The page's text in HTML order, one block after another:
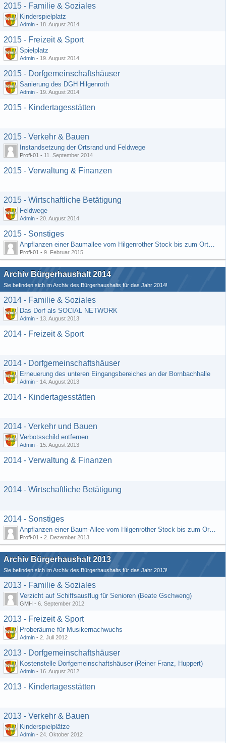
2015 - Familie & Soziales
Kinderspielplatz
Admin - 18. August 2014
2015 - Freizeit & Sport
Spielplatz
Admin - 19. August 2014
2015 - Dorfgemeinschaftshäuser
Sanierung des DGH Hilgenroth
Admin - 19. August 2014
2015 - Kindertagesstätten
2015 - Verkehr & Bauen
Instandsetzung der Ortsrand und Feldwege
Profi-01 - 11. September 2014
2015 - Verwaltung & Finanzen
2015 - Wirtschaftliche Betätigung
Feldwege
Admin - 20. August 2014
2015 - Sonstiges
Anpflanzen einer Baumallee vom Hilgenrother Stock bis zum Ortseingang
Profi-01 - 9. Februar 2015
Archiv Bürgerhaushalt 2014
Sie befinden sich im Archiv des Bürgerhaushalts für das Jahr 2014!
2014 - Familie & Soziales
Das Dorf als SOCIAL NETWORK
Admin - 13. August 2013
2014 - Freizeit & Sport
2014 - Dorfgemeinschaftshäuser
Erneuerung des unteren Eingangsbereiches an der Bornbachhalle
Admin - 14. August 2013
2014 - Kindertagesstätten
2014 - Verkehr und Bauen
Verbotsschild entfernen
Admin - 15. August 2013
2014 - Verwaltung & Finanzen
2014 - Wirtschaftliche Betätigung
2014 - Sonstiges
Anpflanzen einer Baum-Allee vom Hilgenrother Stock bis zum Ortseingang
Profi-01 - 2. Dezember 2013
Archiv Bürgerhaushalt 2013
Sie befinden sich im Archiv des Bürgerhaushalts für das Jahr 2013!
2013 - Familie & Soziales
Verzicht auf Schiffsausflug für Senioren (Beate Gschweng)
GMH - 6. September 2012
2013 - Freizeit & Sport
Proberäume für Musikernachwuchs
Admin - 2. Juli 2012
2013 - Dorfgemeinschaftshäuser
Kostenstelle Dorfgemeinschaftshäuser (Reiner Franz, Huppert)
Admin - 16. August 2012
2013 - Kindertagesstätten
2013 - Verkehr & Bauen
Kinderspielplätze
Admin - 24. Oktober 2012